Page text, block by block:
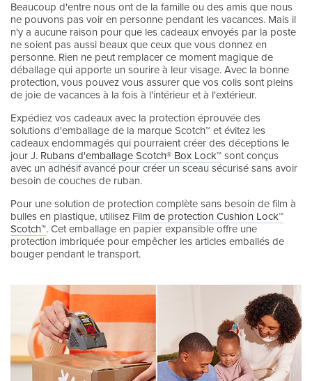
Beaucoup d'entre nous ont de la famille ou des amis que nous
ne pouvons pas voir en personne pendant les vacances. Mais il
n'y a aucune raison pour que les cadeaux envoyés par la poste
ne soient pas aussi beaux que ceux que vous donnez en
personne. Rien ne peut remplacer ce moment magique de
déballage qui apporte un sourire à leur visage. Avec la bonne
protection, vous pouvez vous assurer que vos colis sont pleins
de joie de vacances à la fois à l'intérieur et à l'extérieur.
Expédiez vos cadeaux avec la protection éprouvée des
solutions d'emballage de la marque Scotch™ et évitez les
cadeaux endommagés qui pourraient créer des déceptions le
jour J. Rubans d'emballage Scotch® Box Lock™ sont conçus
avec un adhésif avancé pour créer un sceau sécurisé sans avoir
besoin de couches de ruban.
Pour une solution de protection complète sans besoin de film à
bulles en plastique, utilisez Film de protection Cushion Lock™
Scotch™. Cet emballage en papier expansible offre une
protection imbriquée pour empêcher les articles emballés de
bouger pendant le transport.